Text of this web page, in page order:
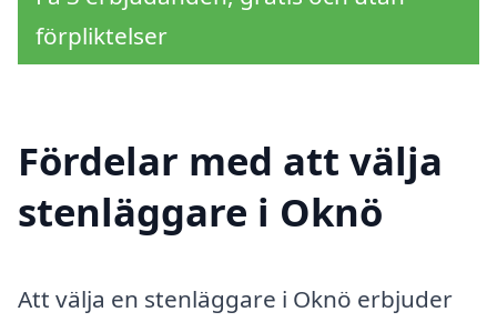
förpliktelser
Fördelar med att välja
stenläggare i Oknö
Att välja en stenläggare i Oknö erbjuder